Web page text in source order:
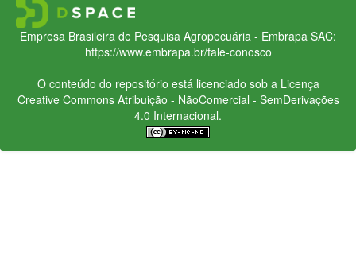
Empresa Brasileira de Pesquisa Agropecuária - Embrapa SAC:
https://www.embrapa.br/fale-conosco
O conteúdo do repositório está licenciado sob a Licença
Creative CommonsAtribuição - NãoComercial - SemDerivações
4.0 Internacional.